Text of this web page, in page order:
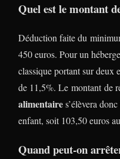
Quel est le montant
Déduction faite du
450 euros. Pour un
classique portant sur deux
de 11,5%. Le montant de
alimentaires’élèvera
enfant, soit 103,50 euros
Quand peut-on